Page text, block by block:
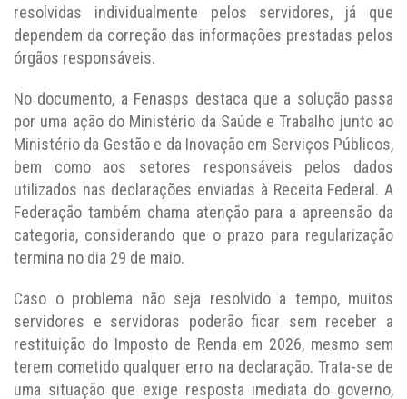
resolvidas individualmente pelos servidores, já que
dependem da correção das informações prestadas pelos
órgãos responsáveis.
No documento, a Fenasps destaca que a solução passa
por uma ação do Ministério da Saúde e Trabalho junto ao
Ministério da Gestão e da Inovação em Serviços Públicos,
bem como aos setores responsáveis pelos dados
utilizados nas declarações enviadas à Receita Federal. A
Federação também chama atenção para a apreensão da
categoria, considerando que o prazo para regularização
termina no dia 29 de maio.
Caso o problema não seja resolvido a tempo, muitos
servidores e servidoras poderão ficar sem receber a
restituição do Imposto de Renda em 2026, mesmo sem
terem cometido qualquer erro na declaração. Trata-se de
uma situação que exige resposta imediata do governo,